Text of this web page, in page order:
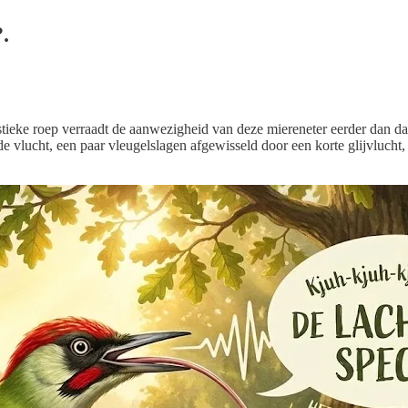
roep verraadt de aanwezigheid van deze miereneter eerder dan
vlucht, een paar vleugelslagen afgewisseld door een korte